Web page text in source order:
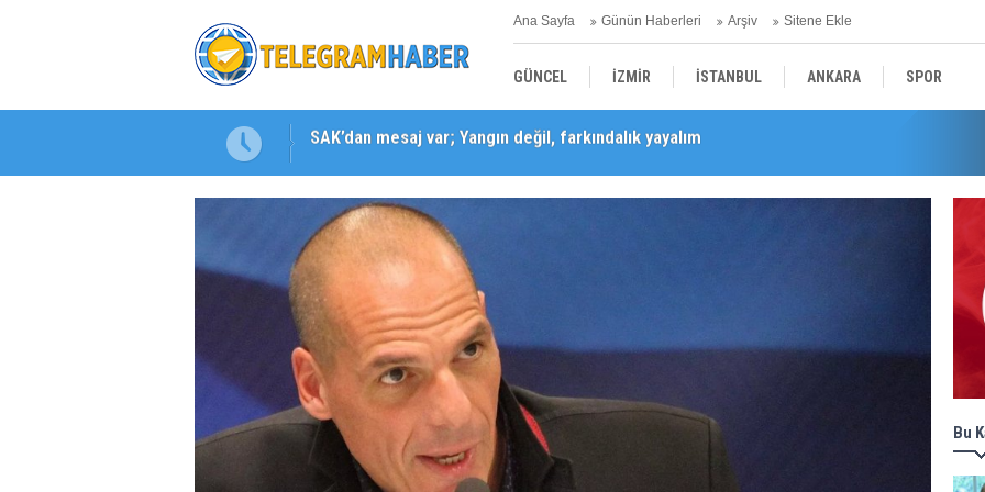
Ana Sayfa Günün Haberleri Arşiv Sitene Ekle
GÜNCEL İZMİR İSTANBUL ANKARA SPOR
YEREL SAĞLIK
SAK’dan mesaj var; Yangın değil, farkındalık yayalım
Karabağlar ‘da Gazeteci Barış Selçuk saygıyla anıldı
Bu